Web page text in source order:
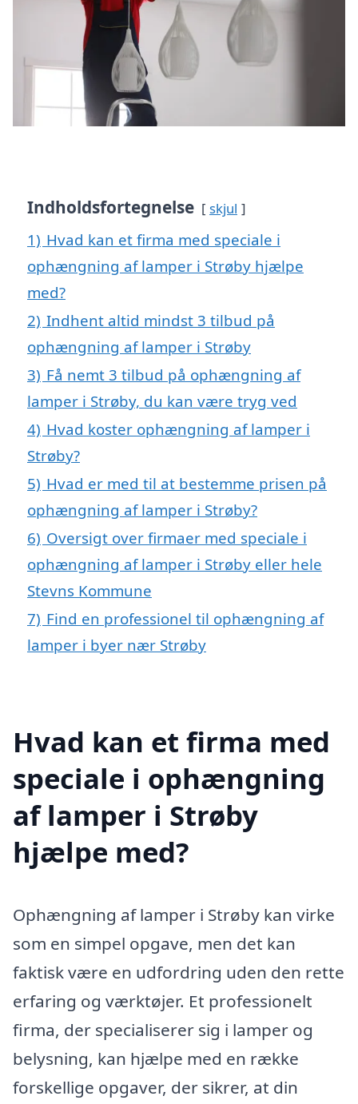
Indholdsfortegnelse skjul
1) Hvad kan et firma med speciale i
ophængning af lamper i Strøby hjælpe
med?
2) Indhent altid mindst 3 tilbud på
ophængning af lamper i Strøby
3) Få nemt 3 tilbud på ophængning af
lamper i Strøby, du kan være tryg ved
4) Hvad koster ophængning af lamper i
Strøby?
5) Hvad er med til at bestemme prisen på
ophængning af lamper i Strøby?
6) Oversigt over firmaer med speciale i
ophængning af lamper i Strøby eller hele
Stevns Kommune
7) Find en professionel til ophængning af
lamper i byer nær Strøby
Hvad kan et firma med
speciale i ophængning
af lamper i Strøby
hjælpe med?
Ophængning af lamper i Strøby kan virke
som en simpel opgave, men det kan
faktisk være en udfordring uden den rette
erfaring og værktøjer. Et professionelt
firma, der specialiserer sig i lamper og
belysning, kan hjælpe med en række
forskellige opgaver, der sikrer, at din